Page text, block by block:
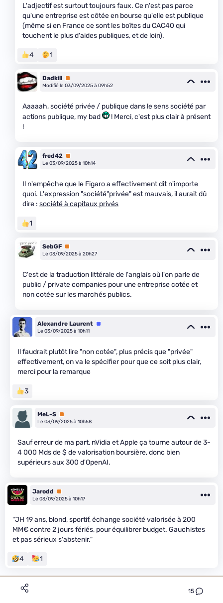
15
L'adjectif est surtout toujours faux. Ce n'est pas parce
qu'une entreprise est côtée en bourse qu'elle est publique
(même si en France ce sont les boîtes du CAC40 qui
touchent le plus d'aides publiques, et de loin).
4 1
Dadkill Premium
Modifié le 03/09/2025 à 09h52
Aaaaah, société privée / publique dans le sens société par
actions publique, my bad
! Merci, c'est plus clair à présent
!
fred42 Premium
Le 03/09/2025 à 10h14
Il n'empêche que le Figaro a effectivement dit n'importe
quoi. L'expression "société"privée" est mauvais, il aurait dû
dire : société à capitaux privés
1
SebGF Premium
Le 03/09/2025 à 20h27
C'est de la traduction littérale de l'anglais où l'on parle de
public / private companies pour une entreprise cotée et
non cotée sur les marchés publics.
Alexandre Laurent Équipe
Le 03/09/2025 à 10h11
Il faudrait plutôt lire "non cotée", plus précis que "privée"
effectivement, on va le spécifier pour que ce soit plus clair,
merci pour la remarque
3
MeL-S Premium
Le 03/09/2025 à 10h58
Sauf erreur de ma part, nVidia et Apple ça tourne autour de 3-
4 000 Mds de $ de valorisation boursière, donc bien
supérieurs aux 300 d'OpenAI.
Jarodd
Premium
Le 03/09/2025 à 10h17
"JH 19 ans, blond, sportif, échange société valorisée à 200
MM€ contre 2 jours fériés, pour équilibrer budget. Gauchistes
et pas sérieux s'abstenir."
4 1